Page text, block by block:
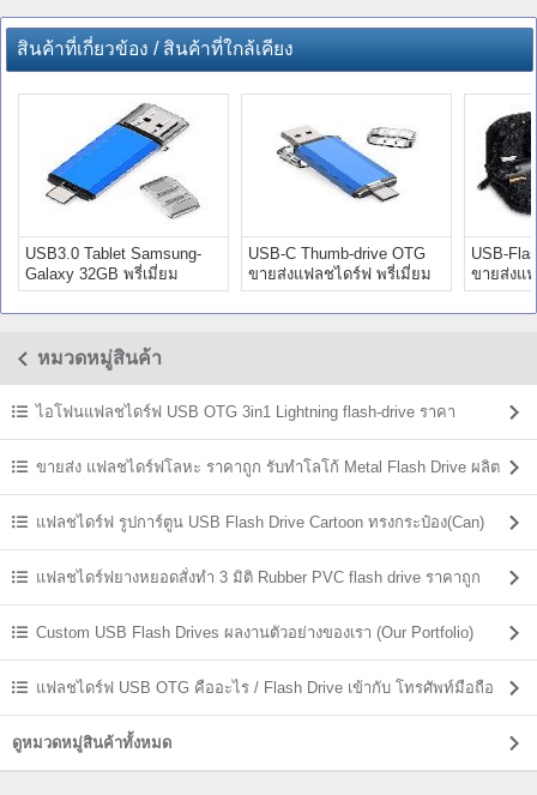
สินค้าที่เกี่ยวข้อง / สินค้าที่ใกล้เคียง
USB3.0 Tablet Samsung-
Galaxy 32GB พรี่เมี่ยม
Premium ราคาถูก
USB-C Thumb-drive OTG
ขายส่งแฟลชไดร์ฟ พรี่เมี่ยม
Premium
USB-
ขายส่งแ
Premium
หมวดหมู่สินค้า
ไอโฟนแฟลชไดร์ฟ USB OTG 3in1 Lightning flash-drive ราคา
ขายส่ง แฟลชไดร์ฟโลหะ ราคาถูก รับทำโลโก้ Metal Flash Drive ผลิต
ราคาส่งแฟลชไดร์ฟ รูปการ์ตูน USB Flash Drive Cartoon ทรงกระป๋อง(Can)
แฟลชไดร์ฟยางหยอดสั่งทำ 3 มิติ Rubber PVC flash drive ราคาถูก
Custom USB Flash Drives ผลงานตัวอย่างของเรา (Our Portfolio)
แฟลชไดร์ฟ USB OTG คืออะไร / Flash Drive เข้ากับ โทรศัพท์มือถือ
ดูหมวดหมู่สินค้าทั้งหมด